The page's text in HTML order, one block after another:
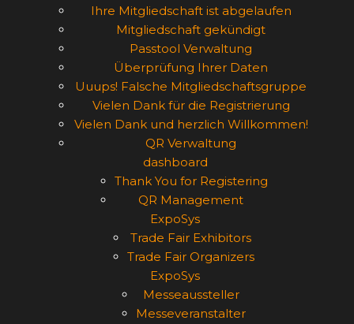
Ihre Mitgliedschaft ist abgelaufen
Mitgliedschaft gekündigt
Passtool Verwaltung
Überprüfung Ihrer Daten
Uuups! Falsche Mitgliedschaftsgruppe
Vielen Dank für die Registrierung
Vielen Dank und herzlich Willkommen!
QR Verwaltung
dashboard
Thank You for Registering
QR Management
ExpoSys
Trade Fair Exhibitors
Trade Fair Organizers
ExpoSys
Messeaussteller
Messeveranstalter